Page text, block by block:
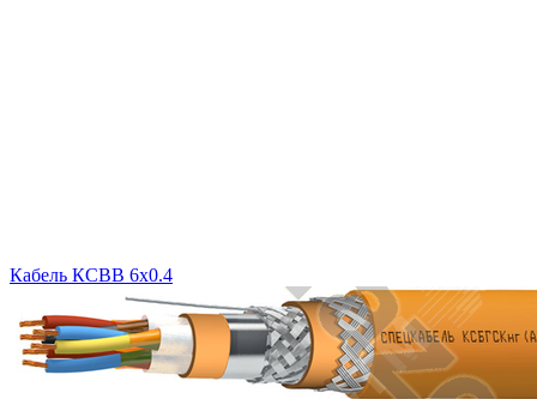
Кабель КСВВ 6x0.4